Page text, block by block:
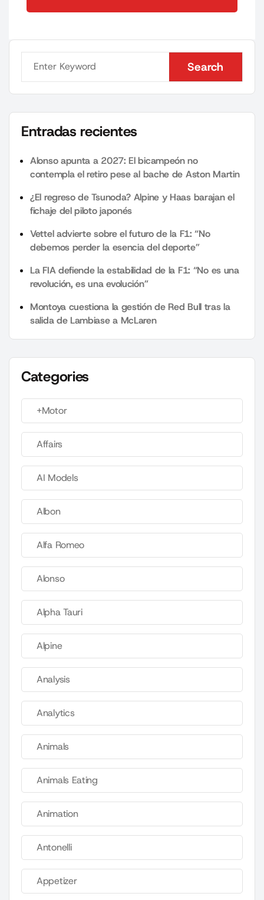
Search
Search
Entradas recientes
Alonso apunta a 2027: El bicampeón no
contempla el retiro pese al bache de Aston Martin
¿El regreso de Tsunoda? Alpine y Haas barajan el
fichaje del piloto japonés
Vettel advierte sobre el futuro de la F1: “No
debemos perder la esencia del deporte”
La FIA defiende la estabilidad de la F1: “No es una
revolución, es una evolución”
Montoya cuestiona la gestión de Red Bull tras la
salida de Lambiase a McLaren
Categories
+Motor
Affairs
AI Models
Albon
Alfa Romeo
Alonso
Alpha Tauri
Alpine
Analysis
Analytics
Animals
Animals Eating
Animation
Antonelli
Appetizer